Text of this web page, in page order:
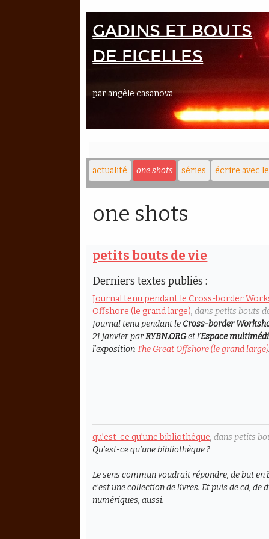
Gadins et bouts
de ficelles
par angèle casanova
actualité one shots séries écrire avec
one shots
petits bouts de vie
Derniers textes publiés :
Journal tenu pendant le Cross-border
Offshore (le grand large),dans petits bouts
Journal tenu pendant le Cross-border
21 janvier parRYBN.ORGet l’Espace
l’exposition The Great Offshore (le grand large)
qu’est-ce qu’une bibliothèque,dans petits
Qu’est-ce qu’une bibliothèque ?
Le sens commun voudrait répondre, de but en
c’est une collection de livres. Et puis de cd, de
numériques, aussi.